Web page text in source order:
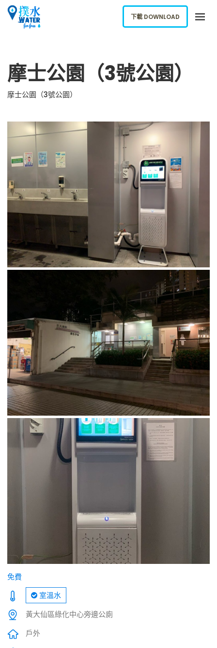
下載應用
ENGLISH
下載 DOWNLOAD
摩士公園（3號公園）
摩士公園（3號公園）
免費
室溫水
黃大仙區綠化中心旁邊公廁
戶外
下載 DOWNLOAD